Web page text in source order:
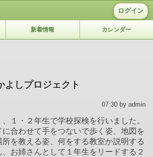
ログイン
新着情報 カレンダー
よしプロジェクト
07:30 by admin
１・２年生で学校探検を行いました。
に合わせて手をつないで歩く姿、地図を
所を教える姿、何をする教室か説明する
お姉さんとして１年生をリードする２